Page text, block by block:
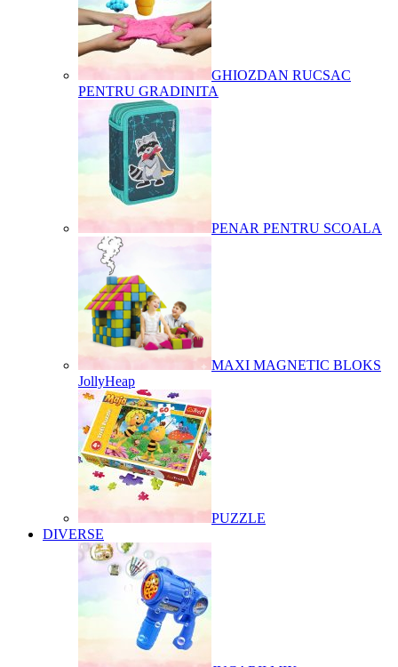
GHIOZDAN RUCSAC
PENTRU GRADINITA
PENAR PENTRU SCOALA
MAXI MAGNETIC BLOKS
JollyHeap
PUZZLE
DIVERSE